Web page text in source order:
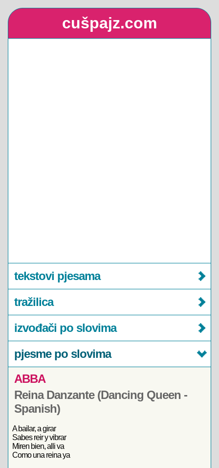
cušpajz.com
tekstovi pjesama
tražilica
izvođači po slovima
pjesme po slovima
ABBA
Reina Danzante (Dancing Queen -
Spanish)
A bailar, a girar
Sabes reir y vibrar
Miren bien, alli va
Como una reina ya